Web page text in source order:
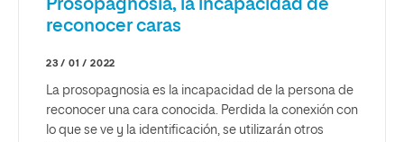
Prosopagnosia, la incapacidad de
reconocer caras
23 / 01 / 2022
La prosopagnosia es la incapacidad de la persona de
reconocer una cara conocida. Perdida la conexión con
lo que se ve y la identificación, se utilizarán otros